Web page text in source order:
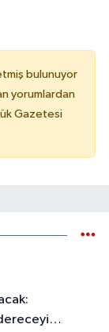
bulunuyor
yorumlardan
Gazetesi